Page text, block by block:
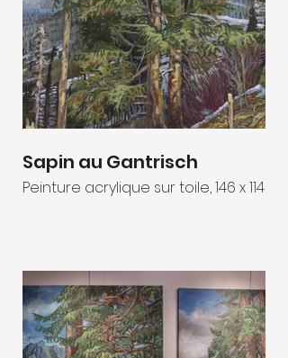
Sapin au Gantrisch
Peinture acrylique sur toile, 146 x 114 cm